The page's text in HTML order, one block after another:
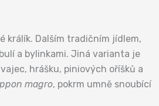
králík. Dalším tradičním jídlem,
a bylinkami. Jiná varianta je
hrášku, piniových oříšků a
magro, pokrm umně snoubící